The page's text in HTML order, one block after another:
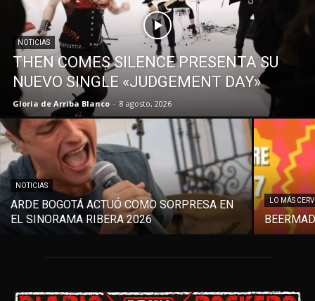
NOTICIAS
THEN COMES SILENCE PRESENTA SU
NUEVO SINGLE «JUDGEMENT DAY»
Gloria de Arriba Blanco - 8 agosto, 2026
NOTICIAS
ARDE BOGOTÁ ACTUÓ COMO SORPRESA EN
EL SINORAMA RIBERA 2026
LO MÁS